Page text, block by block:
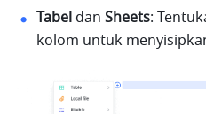
Tabel dan Sheets:
kolom untuk